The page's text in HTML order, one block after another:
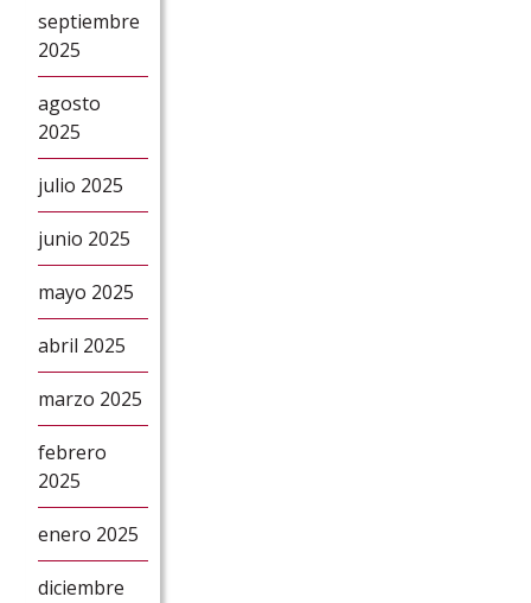
septiembre
2025
agosto
2025
julio 2025
junio 2025
mayo 2025
abril 2025
marzo 2025
febrero
2025
enero 2025
diciembre